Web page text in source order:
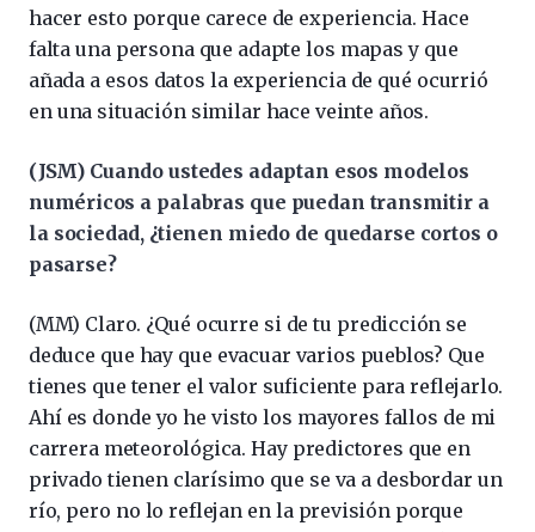
hacer esto porque carece de experiencia. Hace
falta una persona que adapte los mapas y que
añada a esos datos la experiencia de qué ocurrió
en una situación similar hace veinte años.
(JSM) Cuando ustedes adaptan esos modelos
numéricos a palabras que puedan transmitir a
la sociedad, ¿tienen miedo de quedarse cortos o
pasarse?
(MM) Claro. ¿Qué ocurre si de tu predicción se
deduce que hay que evacuar varios pueblos? Que
tienes que tener el valor suficiente para reflejarlo.
Ahí es donde yo he visto los mayores fallos de mi
carrera meteorológica. Hay predictores que en
privado tienen clarísimo que se va a desbordar un
río, pero no lo reflejan en la previsión porque